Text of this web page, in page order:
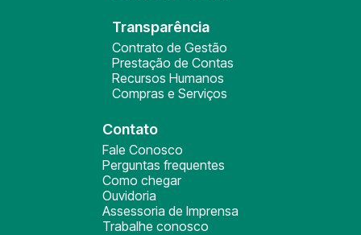
Transparência
Contrato de Gestão
Prestação de Contas
Recursos Humanos
Compras e Serviços
Contato
Fale Conosco
Perguntas frequentes
Como chegar
Ouvidoria
Assessoria de Imprensa
Trabalhe conosco